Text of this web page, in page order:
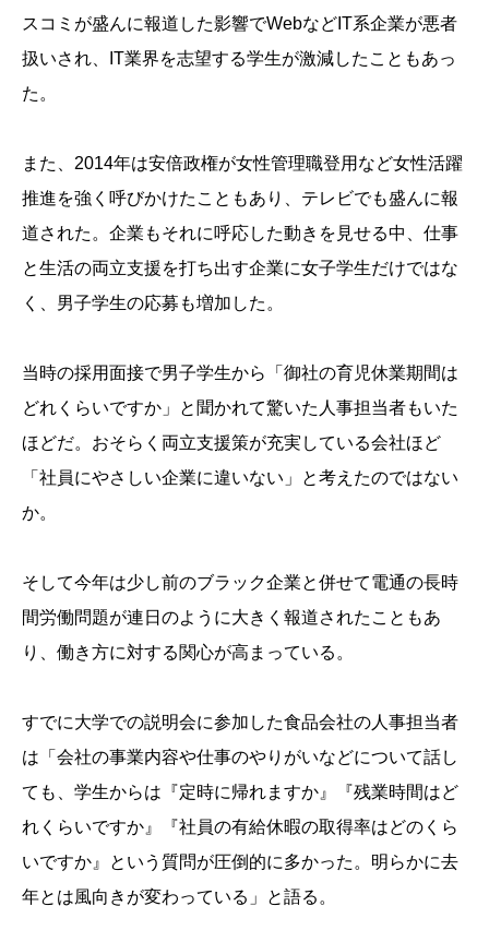
スコミが盛んに報道した影響でWebなどIT系企業が悪者
扱いされ、IT業界を志望する学生が激減したこともあっ
た。
また、2014年は安倍政権が女性管理職登用など女性活躍
推進を強く呼びかけたこともあり、テレビでも盛んに報
道された。企業もそれに呼応した動きを見せる中、仕事
と生活の両立支援を打ち出す企業に女子学生だけではな
く、男子学生の応募も増加した。
当時の採用面接で男子学生から「御社の育児休業期間は
どれくらいですか」と聞かれて驚いた人事担当者もいた
ほどだ。おそらく両立支援策が充実している会社ほど
「社員にやさしい企業に違いない」と考えたのではない
か。
そして今年は少し前のブラック企業と併せて電通の長時
間労働問題が連日のように大きく報道されたこともあ
り、働き方に対する関心が高まっている。
すでに大学での説明会に参加した食品会社の人事担当者
は「会社の事業内容や仕事のやりがいなどについて話し
ても、学生からは『定時に帰れますか』『残業時間はど
れくらいですか』『社員の有給休暇の取得率はどのくら
いですか』という質問が圧倒的に多かった。明らかに去
年とは風向きが変わっている」と語る。